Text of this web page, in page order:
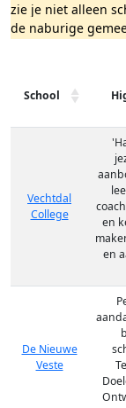
zie je niet alleen
de naburige
School
Vechtdal
College
en
en
De Nieuwe
Veste